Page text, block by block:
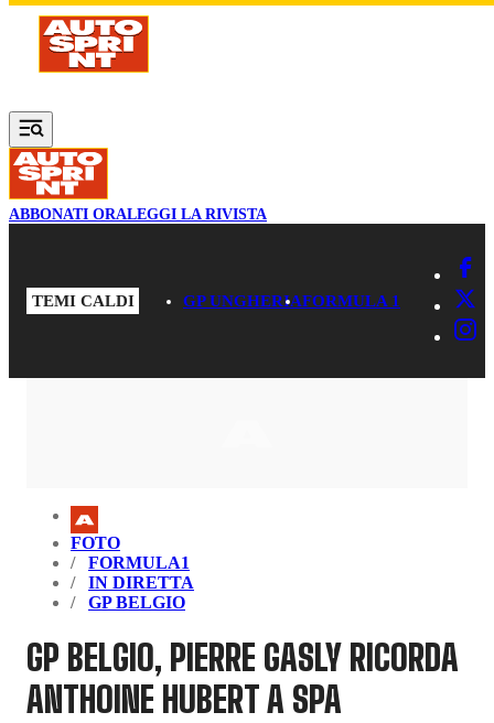
Vai al contenuto principale
ABBONATI ORALEGGI LA RIVISTA
TEMI CALDI GP UNGHERIAFORMULA 1
FOTO
FORMULA1
IN DIRETTA
GP BELGIO
GP BELGIO, PIERRE GASLY RICORDA
ANTHOINE HUBERT A SPA